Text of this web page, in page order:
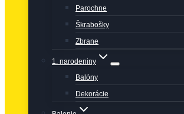
Parochne
Škrabošky
Zbrane
1. narodeniny
Balóny
Dekorácie